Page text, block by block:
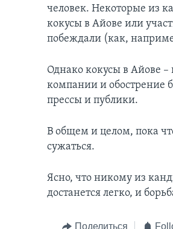
человек. Некоторые из
кокусы в Айове или
побеждали (как,
Однако кокусы в Айове
компании и обострение
прессы и публики.
В общем и целом, пока
сужаться.
Ясно, что никому из
достанется легко, и
Поделиться